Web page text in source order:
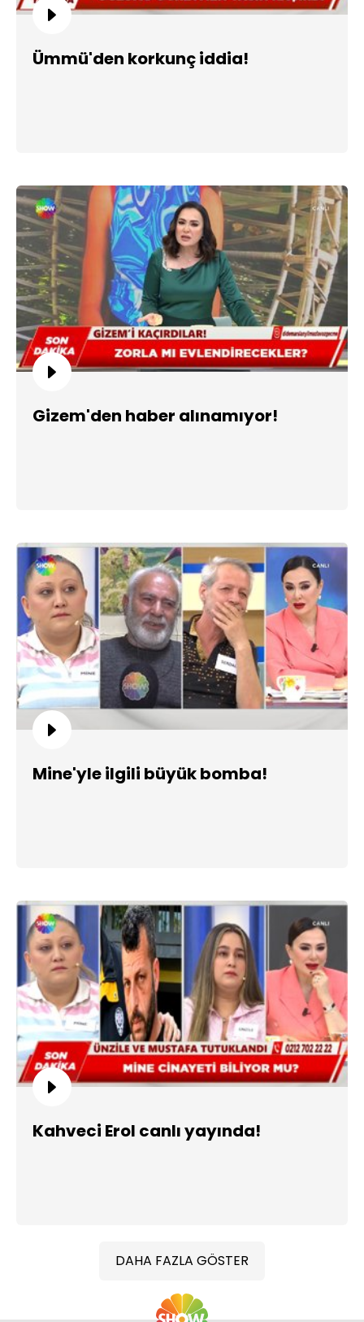
Ümmü'den korkunç iddia!
Gizem'den haber alınamıyor!
Mine'yle ilgili büyük bomba!
Kahveci Erol canlı yayında!
DAHA FAZLA GÖSTER